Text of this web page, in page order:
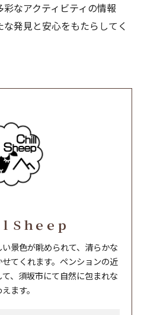
なアクティビティの情報
発見と安心をもたらしてく
Ｓｈｅｅｐ
景色が眺められて、清らかな
てくれます。ペンションの近
、須坂市にて自然に包まれな
ます。